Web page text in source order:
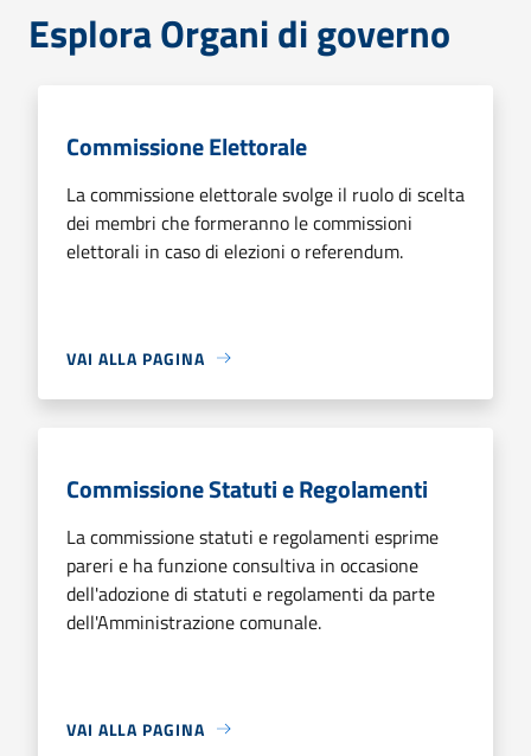
Esplora Organi di governo
Commissione Elettorale
La commissione elettorale svolge il ruolo di scelta
dei membri che formeranno le commissioni
elettorali in caso di elezioni o referendum.
VAI ALLA PAGINA
Commissione Statuti e Regolamenti
La commissione statuti e regolamenti esprime
pareri e ha funzione consultiva in occasione
dell'adozione di statuti e regolamenti da parte
dell'Amministrazione comunale.
VAI ALLA PAGINA